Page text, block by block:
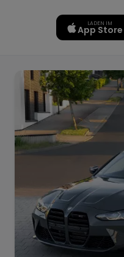
Porsche
McLaren
Tesla
Wann
Zeitraum wählen
LADEN IM
App Store